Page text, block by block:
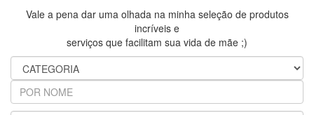
Vale a pena dar uma olhada na minha seleção de produtos
incríveis e
serviços que facilitam sua vida de mãe ;)